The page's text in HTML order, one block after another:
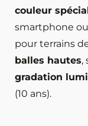
couleur
smartphone
pour terrains
balles hautes,
gradation
(10 ans).